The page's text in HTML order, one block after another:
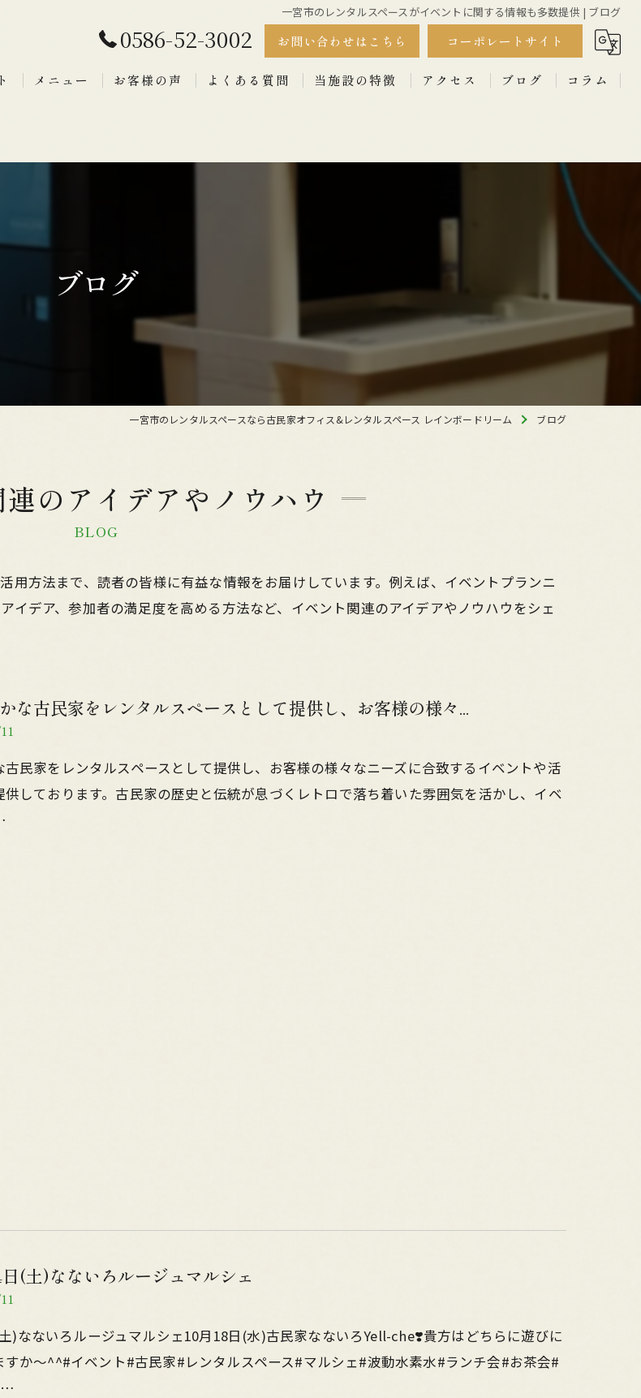
一宮市のレンタルスペースがイベントに関する情報も多数提供 | ブログ
0586-52-3002 お問い合わせはこちら コーポレートサイト
メニュー お客様の声 よくある質問 当施設の特徴 アクセス ブログ コラム
ブログ
一宮市のレンタルスペースなら古民家オフィス&レンタルスペース レインボードリーム ブログ
のアイデアやノウハウ
BLOG
用方法まで、読者の皆様に有益な情報をお届けしています。例えば、イベントプランニ
イデア、参加者の満足度を高める方法など、イベント関連のアイデアやノウハウをシェ
な古民家をレンタルスペースとして提供し、お客様の様々...
古民家をレンタルスペースとして提供し、お客様の様々なニーズに合致するイベントや活
供しております。古民家の歴史と伝統が息づくレトロで落ち着いた雰囲気を活かし、イベ
(土)なないろルージュマルシェ
)なないろルージュマルシェ10月18日(水)古民家なないろYell-che❣️貴方はどちらに遊びに
すか〜^^#イベント#古民家#レンタルスペース#マルシェ#波動水素水#ランチ会#お茶会#
…